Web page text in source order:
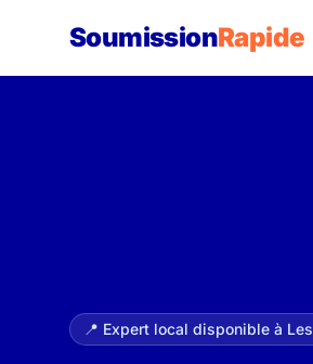
SoumissionRapide
📍 Expert local disponible à